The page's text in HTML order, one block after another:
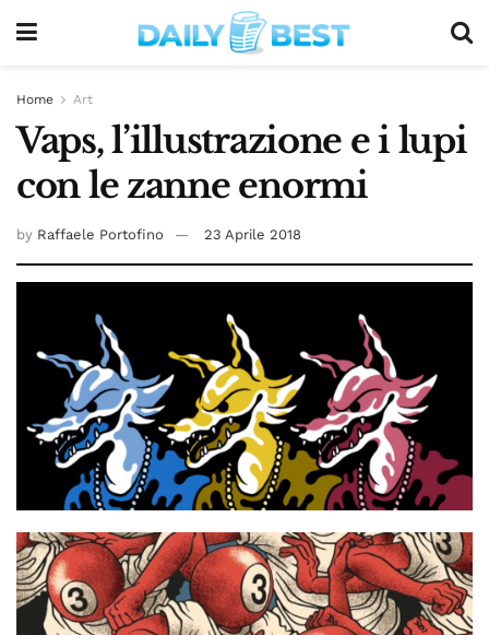
Home Art
Vaps, l’illustrazione e i lupi
con le zanne enormi
by Raffaele Portofino 23 Aprile 2018